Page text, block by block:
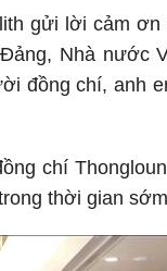
gửi lời cảm
Nhà nước
đồng chí, anh
chí
thời gian